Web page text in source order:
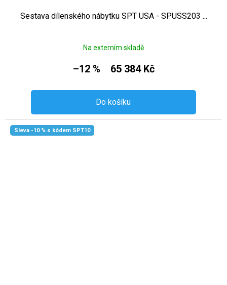
Sestava dílenského nábytku SPT USA - SPUSS203 ...
Na externím skladě
–12 % 65 384 Kč
Do košíku
Sleva -10 % s kódem SPT10